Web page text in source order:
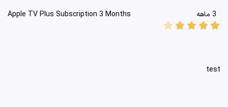
3 ماهه
Apple TV Plus Subscription 3 Months
star
star
star
star
star
test